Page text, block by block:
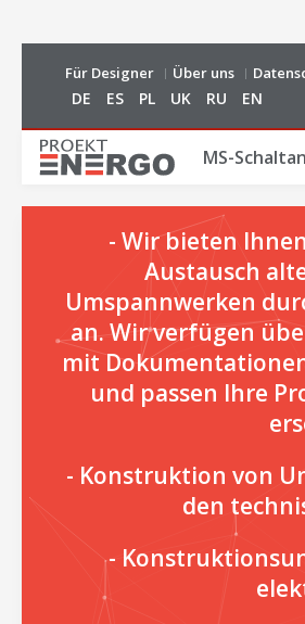
Für Designer Über uns
DE ES PL UK RU EN
MS-
- Wir bieten
Austausch
Umspannwerken
an. Wir verfügen
mit
und passen Ihre
- Konstruktion von
den
-